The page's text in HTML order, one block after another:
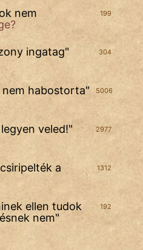
199
nem
304
ingatag"
5006
nem habostorta"
2977
veled!"
1312
a
192
ellen tudok
nem"